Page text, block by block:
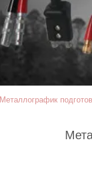
Металлографик